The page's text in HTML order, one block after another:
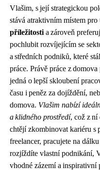
Vlašim, s její strategickou
stává atraktivním místem
příležitosti a zároveň
pochlubit rozvíjejícím se
a středních podniků, které
práce. Právě práce z
jedná o lepší skloubení
času i peněz za dojíždění,
domova. Vlašim nabízí
a klidného prostředí, což z
chtějí zkombinovat kariéru
freelancer, pracujete na
rozjíždíte vlastní podnikání,
vhodné zázemí a